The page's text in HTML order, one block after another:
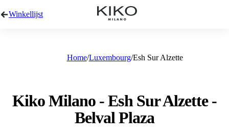
Winkellijst
Home Luxembourg Esh Sur Alzette
Kiko Milano - Esh Sur Alzette -
Belval Plaza